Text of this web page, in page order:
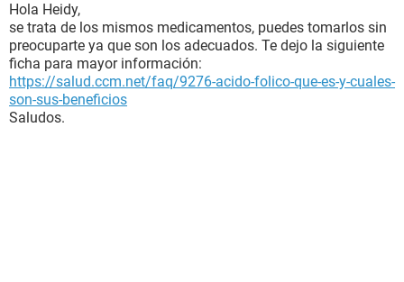
Hola Heidy,
se trata de los mismos medicamentos, puedes tomarlos sin
preocuparte ya que son los adecuados. Te dejo la siguiente
ficha para mayor información:
https://salud.ccm.net/faq/9276-acido-folico-que-es-y-cuales-
son-sus-beneficios
Saludos.